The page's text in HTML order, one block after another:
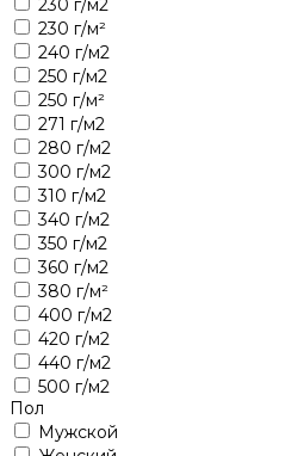
230 г/м2
230 г/м²
240 г/м2
250 г/м2
250 г/м²
271 г/м2
280 г/м2
300 г/м2
310 г/м2
340 г/м2
350 г/м2
360 г/м2
380 г/м²
400 г/м2
420 г/м2
440 г/м2
500 г/м2
Пол
Мужской